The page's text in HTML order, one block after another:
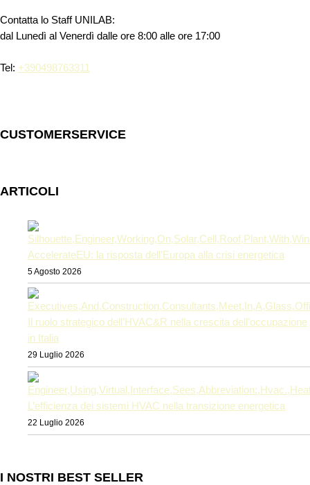
Contatta lo Staff UNILAB:
dal Lunedì al Venerdì dalle ore 8:00 alle ore 17:00
Tel: +390498763311
CUSTOMERSERVICE
ARTICOLI
AccelerateEU: la risposta dell’Europa alla crisi energetica
5 Agosto 2026
Il ruolo strategico dell’HVAC&R nella crescita dell’occupazione
in Italia
29 Luglio 2026
L’efficienza dei sistemi HVAC nella transizione energetica
22 Luglio 2026
I NOSTRI BEST SELLER